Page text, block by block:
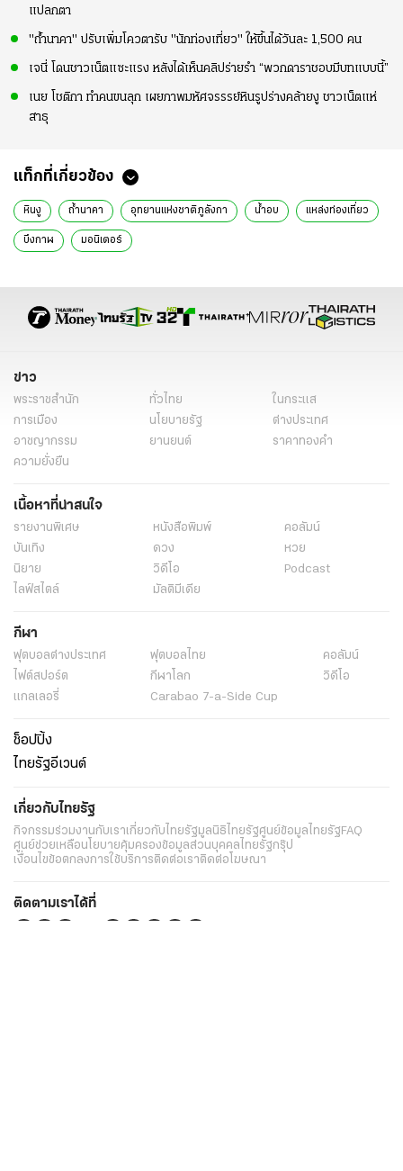
แปลกตา
"ถ้ำนาคา" ปรับเพิ่มโควตารับ "นักท่องเที่ยว" ให้ขึ้นได้วันละ 1,500 คน
เจนี่ โดนชาวเน็ตแซะแรง หลังได้เห็นคลิปร่ายรำ “พวกดาราชอบมีบทแบบนี้”
เนย โชติกา ทำคนขนลุก เผยภาพมหัศจรรรย์หินรูปร่างคล้ายงู ชาวเน็ตแห่
สาธุ
แท็กที่เกี่ยวข้อง
หินงู ถ้ำนาคา อุทยานแห่งชาติภูลังกา น้ำอบ แหล่งท่องเที่ยว
บึงกาฬ มอนิเตอร์
ข่าว
พระราชสำนัก ทั่วไทย
ในกระแส
การเมือง
นโยบายรัฐ
ต่างประเทศ
อาชญากรรม
ยานยนต์
ราคาทองคำ
ความยั่งยืน
เนื้อหาที่น่าสนใจ
รายงานพิเศษ หนังสือพิมพ์
คอลัมน์
บันเทิง
ดวง
หวย
นิยาย
วิดีโอ
Podcast
ไลฟ์สไตล์
มัลติมีเดีย
กีฬา
ฟุตบอลต่่างประเทศ ฟุตบอลไทย
คอลัมน์
ไฟต์สปอร์ต
กีฬาโลก
วิดีโอ
แกลเลอรี่
Carabao 7-a-Side Cup
ช็อปปิ้ง
ไทยรัฐอีเวนต์
เกี่ยวกับไทยรัฐ
กิจกรรมร่วมงานกับเราเกี่ยวกับไทยรัฐมูลนิธิไทยรัฐศูนย์ข้อมูลไทยรัฐFAQ
ศูนย์ช่วยเหลือนโยบายคุ้มครองข้อมูลส่วนบุคคลไทยรัฐกรุ๊ป
เงื่อนไขข้อตกลงการใช้บริการติดต่อเราติดต่อโฆษณา
ติดตามเราได้ที่